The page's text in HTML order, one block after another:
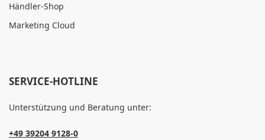
Händler-Shop
Marketing Cloud
SERVICE-HOTLINE
Unterstützung und Beratung unter:
+49 39204 9128-0